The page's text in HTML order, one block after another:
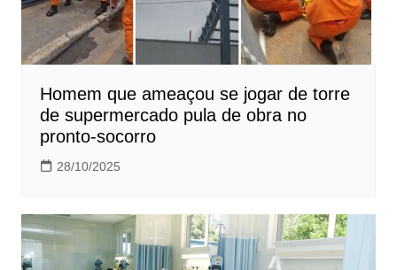
Homem que ameaçou se jogar de torre
de supermercado pula de obra no
pronto-socorro
28/10/2025